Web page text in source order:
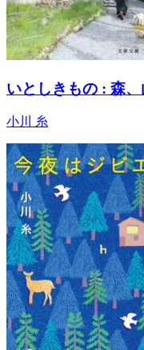
いとしきもの : 森
小川 糸